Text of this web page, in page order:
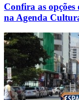
Confira as
na Agenda